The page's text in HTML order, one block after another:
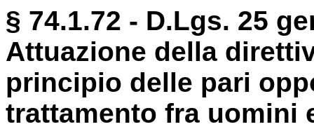
§ 74.1.72 - D.Lgs. 25
Attuazione della
principio delle pari
trattamento fra uomini